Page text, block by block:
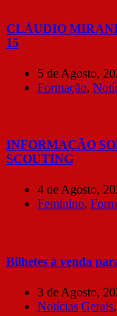
CLÁUDIO
15
5 de Agosto,
Formação,
INFORMAÇÃO
SCOUTING
4 de Agosto,
Feminino,
Bilhetes à venda
3 de Agosto,
Notícias Gerais,